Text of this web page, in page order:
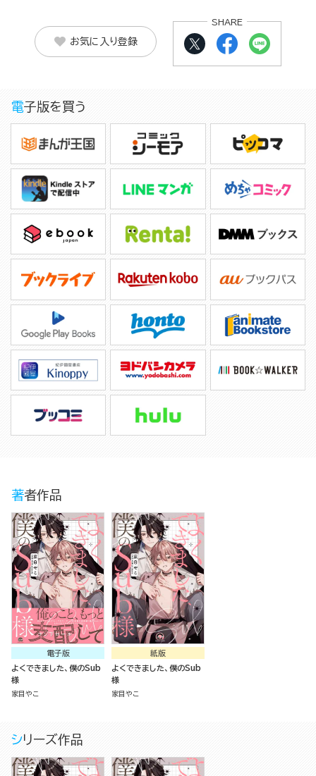
お気に入り登録
SHARE
電子版を買う
著者作品
電子版
よくできました、僕のSub
様
家目やこ
紙版
よくできました、僕のSub
様
家目やこ
シリーズ作品